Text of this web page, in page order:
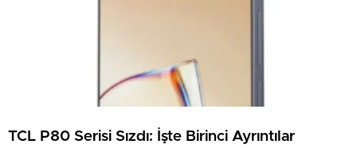
TCL P80 Serisi Sızdı: İşte Birinci Ayrıntılar